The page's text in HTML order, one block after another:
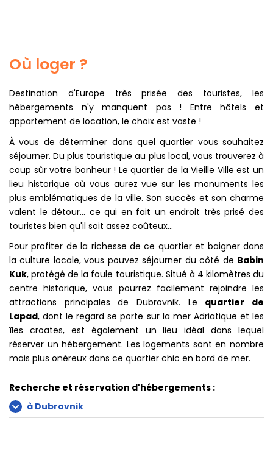
Où loger ?
Destination d'Europe très prisée des touristes, les
hébergements n'y manquent pas ! Entre hôtels et
appartement de location, le choix est vaste !
À vous de déterminer dans quel quartier vous souhaitez
séjourner. Du plus touristique au plus local, vous trouverez à
coup sûr votre bonheur ! Le quartier de la Vieille Ville est un
lieu historique où vous aurez vue sur les monuments les
plus emblématiques de la ville. Son succès et son charme
valent le détour... ce qui en fait un endroit très prisé des
touristes bien qu'il soit assez coûteux...
Pour profiter de la richesse de ce quartier et baigner dans
la culture locale, vous pouvez séjourner du côté de Babin
Kuk, protégé de la foule touristique. Situé à 4 kilomètres du
centre historique, vous pourrez facilement rejoindre les
attractions principales de Dubrovnik. Le quartier de
Lapad, dont le regard se porte sur la mer Adriatique et les
îles croates, est également un lieu idéal dans lequel
réserver un hébergement. Les logements sont en nombre
mais plus onéreux dans ce quartier chic en bord de mer.
Recherche et réservation d'hébergements :
à Dubrovnik